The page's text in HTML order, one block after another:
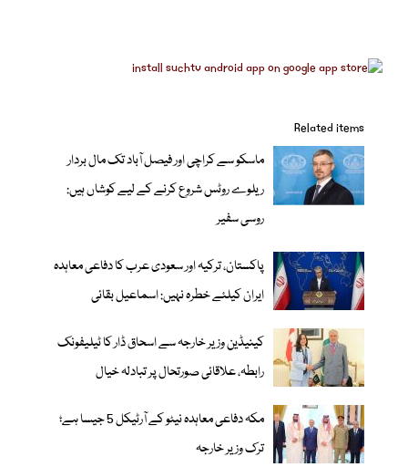
Related items
ماسکو سے کراچی اور فیصل آباد تک مال بردار
ریلوے روٹس شروع کرنے کے لیے کوشاں ہیں:
روسی سفیر
پاکستان، ترکیہ اور سعودی عرب کا دفاعی معاہدہ
ایران کیلئے خطرہ نہیں: اسماعیل بقائی
کینیڈین وزیر خارجہ سے اسحاق ڈار کا ٹیلیفونک
رابطہ، علاقائی صورتحال پر تبادلہ خیال
مکہ دفاعی معاہدہ نیٹو کے آرٹیکل 5 جیسا ہے؛
ترک وزیر خارجہ